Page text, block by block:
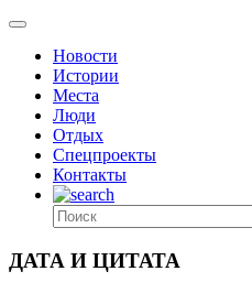
Новости
Истории
Места
Люди
Отдых
Спецпроекты
Контакты
ДАТА И ЦИТАТА